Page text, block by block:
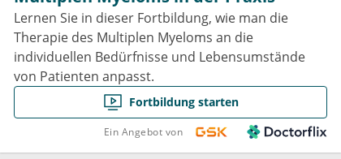
Lernen Sie in dieser Fortbildung, wie man die
Therapie des Multiplen Myeloms an die
individuellen Bedürfnisse und Lebensumstände
von Patienten anpasst.
Fortbildung starten
Ein Angebot von